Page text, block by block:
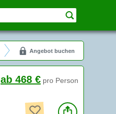
Angebot buchen
ab 468 € pro Person